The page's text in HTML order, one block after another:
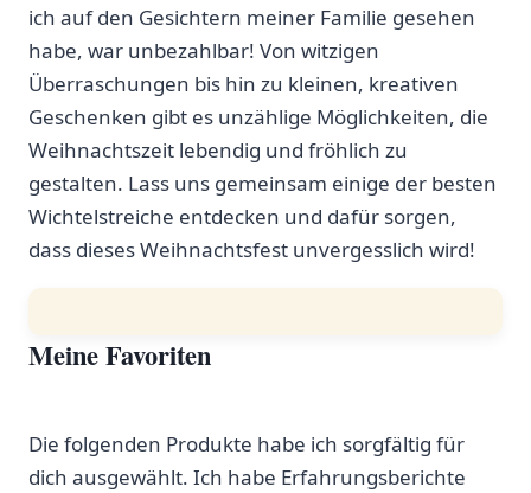
ich ‍auf den Gesichtern ⁣meiner Familie ⁤gesehen
habe, war unbezahlbar! Von witzigen
Überraschungen bis hin zu kleinen, kreativen
Geschenken gibt es unzählige Möglichkeiten, die‍
Weihnachtszeit⁤ lebendig und fröhlich zu‌
gestalten. Lass uns gemeinsam einige der besten
Wichtelstreiche ⁣entdecken‍ und dafür ‌sorgen,
dass dieses Weihnachtsfest unvergesslich wird!
Meine Favoriten
Die folgenden Produkte habe ich sorgfältig für
dich ausgewählt. Ich habe Erfahrungsberichte